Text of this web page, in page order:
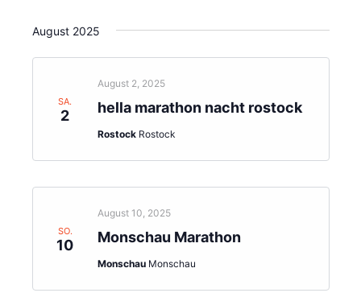
und
wählen.
August 2025
SA.
2 hella marathon nacht rostock
August 2, 2025
Rostock Rostock
SO.
10 Monschau Marathon
August 10, 2025
Monschau Monschau